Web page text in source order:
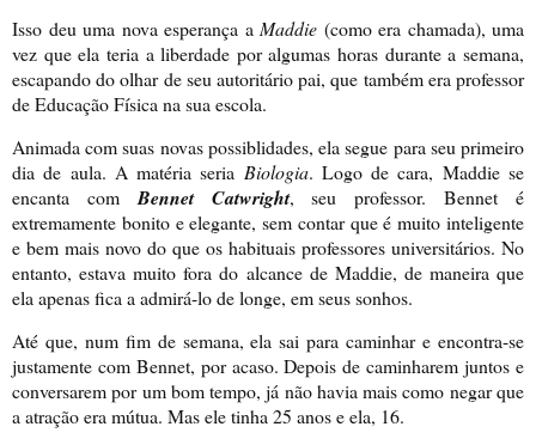
Isso deu uma nova esperança a Maddie (como era chamada), uma
vez que ela teria a liberdade por algumas horas durante a semana,
escapando do olhar de seu autoritário pai, que também era professor
de Educação Física na sua escola.
Animada com suas novas possiblidades, ela segue para seu primeiro
dia de aula. A matéria seria Biologia. Logo de cara, Maddie se
encanta com Bennet Catwright, seu professor. Bennet é
extremamente bonito e elegante, sem contar que é muito inteligente
e bem mais novo do que os habituais professores universitários. No
entanto, estava muito fora do alcance de Maddie, de maneira que
ela apenas fica a admirá-lo de longe, em seus sonhos.
Até que, num fim de semana, ela sai para caminhar e encontra-se
justamente com Bennet, por acaso. Depois de caminharem juntos e
conversarem por um bom tempo, já não havia mais como negar que
a atração era mútua. Mas ele tinha 25 anos e ela, 16.